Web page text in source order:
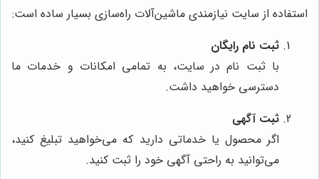
استفاده از سایت نیازمندی ماشین‌آلات راه‌سازی بسیار ساده است:
ثبت نام رایگان
با ثبت نام در سایت، به تمامی امکانات و خدمات ما
دسترسی خواهید داشت.
ثبت آگهی
اگر محصول یا خدماتی دارید که می‌خواهید تبلیغ کنید،
می‌توانید به راحتی آگهی خود را ثبت کنید.